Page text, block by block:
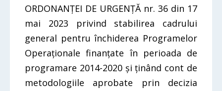
ORDONANŢEI DE URGENŢĂ nr. 36 din 17
mai 2023 privind stabilirea cadrului
general pentru închiderea Programelor
Operaționale finanțate în perioada de
programare 2014-2020 și ținând cont de
metodologiile aprobate prin decizia